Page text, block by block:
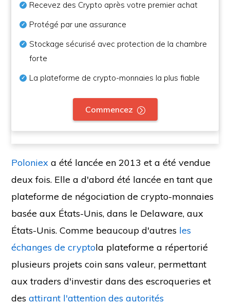
Recevez des Crypto après votre premier achat
Protégé par une assurance
Stockage sécurisé avec protection de la chambre
forte
La plateforme de crypto-monnaies la plus fiable
Commencez
Poloniex a été lancée en 2013 et a été vendue
deux fois. Elle a d'abord été lancée en tant que
plateforme de négociation de crypto-monnaies
basée aux États-Unis, dans le Delaware, aux
États-Unis. Comme beaucoup d'autres les
échanges de cryptola plateforme a répertorié
plusieurs projets coin sans valeur, permettant
aux traders d'investir dans des escroqueries et
desattirant l'attention des autorités